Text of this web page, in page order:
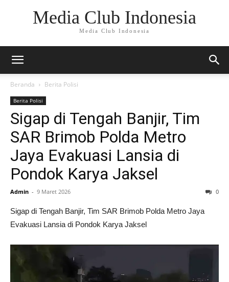
Media Club Indonesia
Media Club Indonesia
Beranda Berita Polisi
Berita Polisi
Sigap di Tengah Banjir, Tim
SAR Brimob Polda Metro
Jaya Evakuasi Lansia di
Pondok Karya Jaksel
Admin - 9 Maret 2026 0
Sigap di Tengah Banjir, Tim SAR Brimob Polda Metro Jaya
Evakuasi Lansia di Pondok Karya Jaksel